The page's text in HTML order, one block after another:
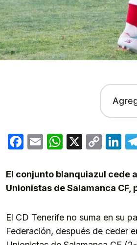
Facebook
Email X
El conjunto blanquiazul cede
Unionistas de Salamanca CF,
El CD Tenerife no suma en su
Federación, después de ceder